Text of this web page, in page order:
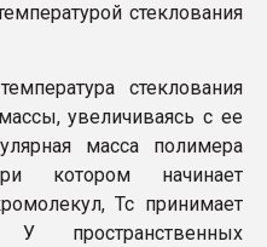
стеклования
стеклования
увеличиваясь с ее
масса полимера
котором начинает
Тс принимает
У пространственных